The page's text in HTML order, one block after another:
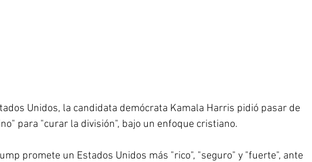
Unidos, la candidata demócrata Kamala Harris pidió pasar de
para "curar la división", bajo un enfoque cristiano.
promete un Estados Unidos más "rico", "seguro" y "fuerte", ante